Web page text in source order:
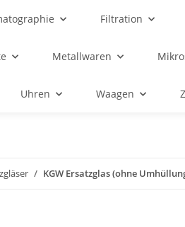
Filtration
Metallwaren
Uhren Waagen
KGW Ersatzglas (ohne